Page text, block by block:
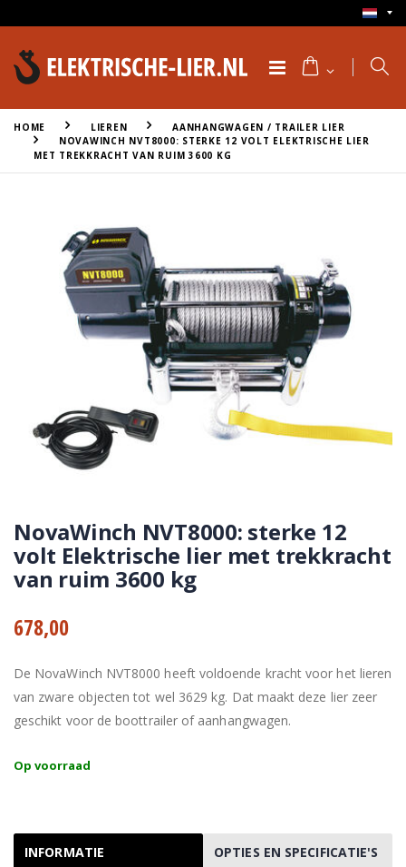
HOME LIEREN
AANHANGWAGEN / TRAILER LIER
NOVAWINCH NVT8000: STERKE 12 VOLT ELEKTRISCHE LIER
MET TREKKRACHT VAN RUIM 3600 KG
NovaWinch NVT8000: sterke 12
volt Elektrische lier met trekkracht
van ruim 3600 kg
678,00
De NovaWinch NVT8000 heeft voldoende kracht voor het lieren
van zware objecten tot wel 3629 kg. Dat maakt deze lier zeer
geschikt voor de boottrailer of aanhangwagen.
Op voorraad
INFORMATIE OPTIES EN SPECIFICATIE'S